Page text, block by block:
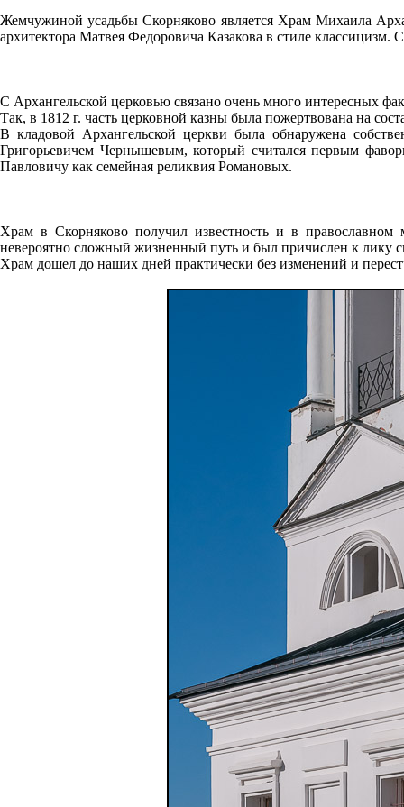
Жемчужиной усадьбы Скорняково является Храм Михаила
архитектора Матвея Федоровича Казакова в стиле
С Архангельской церковью связано очень много интересных
Так, в 1812 г. часть церковной казны была пожертвована на
В кладовой Архангельской церкви была обнаружена
Григорьевичем Чернышевым, который считался первым
Павловичу как семейная реликвия Романовых.
Храм в Скорняково получил известность и в
невероятно сложный жизненный путь и был причислен к лику
Храм дошел до наших дней практически без изменений и